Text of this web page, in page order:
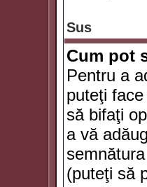
Sus
Cum pot
Pentru a
puteţi
să bifaţi
a vă
(puteţi să